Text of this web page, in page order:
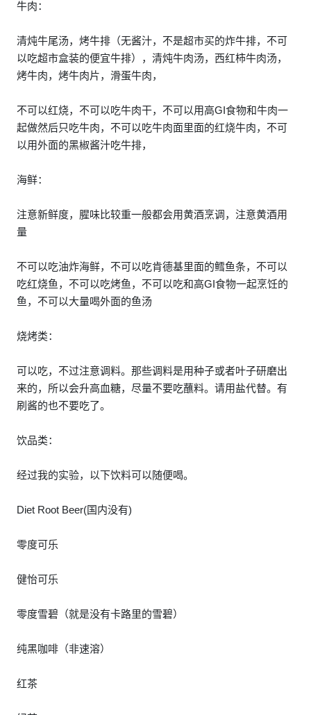
牛肉：
清炖牛尾汤，烤牛排（无酱汁，不是超市买的炸牛排，不可
以吃超市盒装的便宜牛排），清炖牛肉汤，西红柿牛肉汤，
烤牛肉，烤牛肉片，滑蛋牛肉，
不可以红烧，不可以吃牛肉干，不可以用高GI食物和牛肉一
起做然后只吃牛肉，不可以吃牛肉面里面的红烧牛肉，不可
以用外面的黑椒酱汁吃牛排，
海鲜：
注意新鲜度，腥味比较重一般都会用黄酒烹调，注意黄酒用
量
不可以吃油炸海鲜，不可以吃肯德基里面的鳕鱼条，不可以
吃红烧鱼，不可以吃烤鱼，不可以吃和高GI食物一起烹饪的
鱼，不可以大量喝外面的鱼汤
烧烤类：
可以吃，不过注意调料。那些调料是用种子或者叶子研磨出
来的，所以会升高血糖，尽量不要吃蘸料。请用盐代替。有
刷酱的也不要吃了。
饮品类：
经过我的实验，以下饮料可以随便喝。
Diet Root Beer(国内没有)
零度可乐
健怡可乐
零度雪碧（就是没有卡路里的雪碧）
纯黑咖啡（非速溶）
红茶